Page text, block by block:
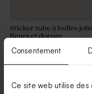
Consentement
Ce site web utilise des
Sticker tube à bulles
fleurs et dorure